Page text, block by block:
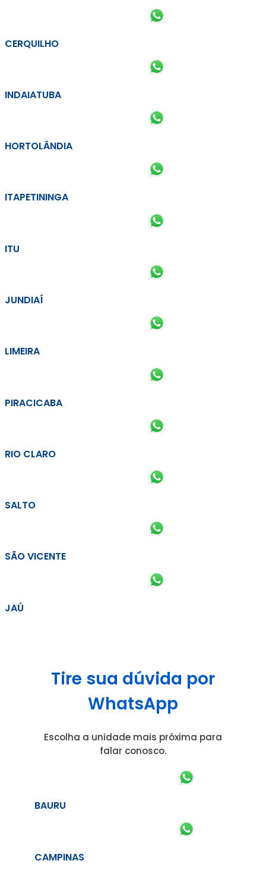
CERQUILHO
INDAIATUBA
HORTOLÂNDIA
ITAPETININGA
ITU
JUNDIAÍ
LIMEIRA
PIRACICABA
RIO CLARO
SALTO
SÃO VICENTE
JAÚ
Tire sua dúvida por
WhatsApp
Escolha a unidade mais próxima para
falar conosco.
BAURU
CAMPINAS